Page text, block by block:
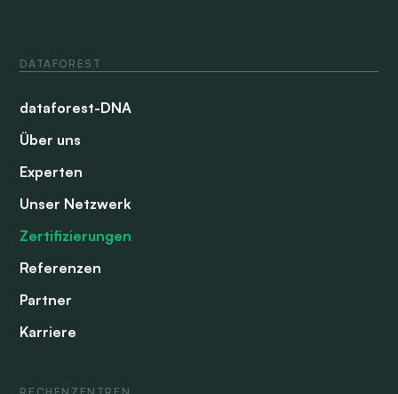
DATAFOREST
dataforest-DNA
Über uns
Experten
Unser Netzwerk
Zertifizierungen
Referenzen
Partner
Karriere